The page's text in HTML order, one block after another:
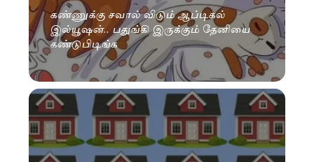
கண்ணுக்கு சவால் விடும் ஆப்டிகல்
இல்யூஷன்.. பதுங்கி இருக்கும் தேனியை
கண்டுபிடிங்க